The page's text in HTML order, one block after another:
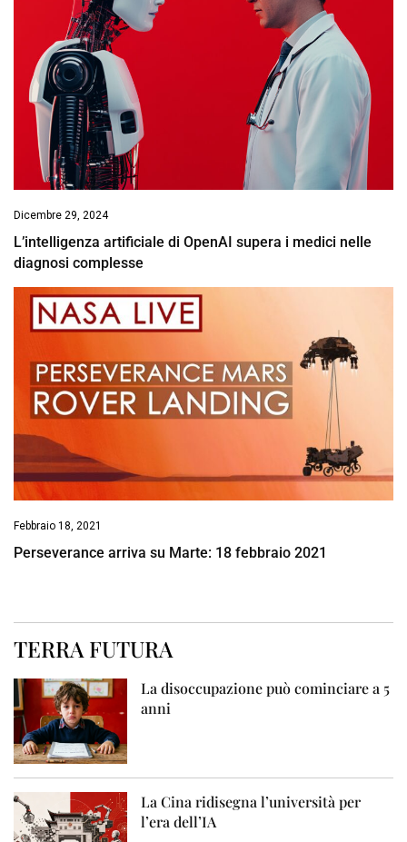
Dicembre 29, 2024
L’intelligenza artificiale di OpenAI supera i medici nelle
diagnosi complesse
Febbraio 18, 2021
Perseverance arriva su Marte: 18 febbraio 2021
TERRA FUTURA
La disoccupazione può cominciare a 5
anni
La Cina ridisegna l’università per
l’era dell’IA